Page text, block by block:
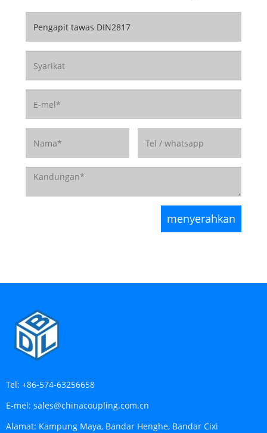
Tel: +86-574-63256658
E-mel: sales@chinacoupling.com.cn
Alamat: Kampung Maya, Bandar Henghe, Bandar Cixi